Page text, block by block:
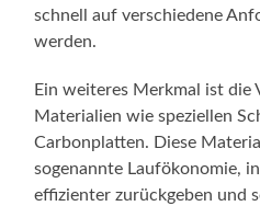
schnell auf verschiedene
werden.
Ein weiteres Merkmal ist die
Materialien wie speziellen
Carbonplatten. Diese
sogenannte Laufökonomie,
effizienter zurückgeben und